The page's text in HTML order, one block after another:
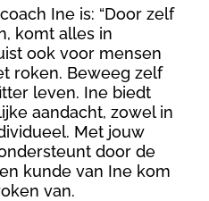
Ine is: “Door zelf
komt alles in
ook voor mensen
roken. Beweeg zelf
leven. Ine biedt
aandacht, zowel in
Met jouw
door de
kunde van Ine kom
van.